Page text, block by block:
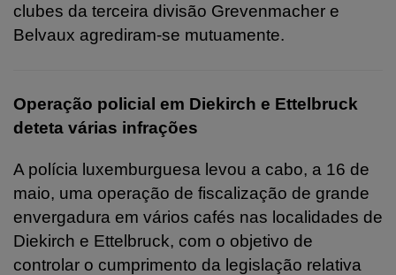
clubes da terceira divisão Grevenmacher e
Belvaux agrediram-se mutuamente.
Operação policial em Diekirch e Ettelbruck
deteta várias infrações
A polícia luxemburguesa levou a cabo, a 16 de
maio, uma operação de fiscalização de grande
envergadura em vários cafés nas localidades de
Diekirch e Ettelbruck, com o objetivo de
controlar o cumprimento da legislação relativa